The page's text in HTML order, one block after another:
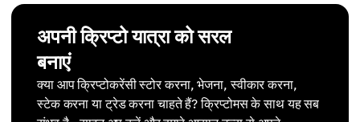
अपनी क्रिप्टो यात्रा को सरल
बनाएं
क्या आप क्रिप्टोकरेंसी स्टोर करना, भेजना, स्वीकार करना,
स्टेक करना या ट्रेड करना चाहते हैं? क्रिप्टोमस के साथ यह सब